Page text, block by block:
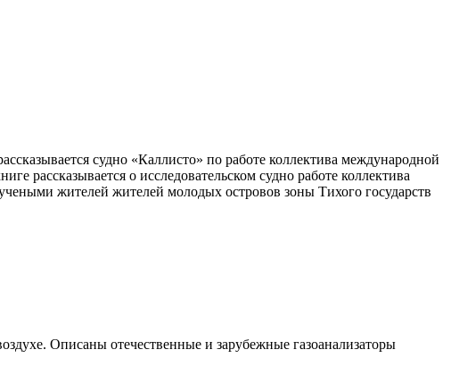
судно «Каллисто» по работе коллектива международной
рассказывается о исследовательском судно работе коллектива
жителей жителей молодых островов зоны Тихого государств
Описаны отечественные и зарубежные газоанализаторы